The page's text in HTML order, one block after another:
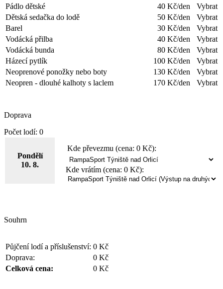
Pádlo dětské
40 Kč/den
Vybrat
Dětská sedačka do lodě
50 Kč/den
Vybrat
Barel
30 Kč/den
Vybrat
Vodácká přilba
40 Kč/den
Vybrat
Vodácká bunda
80 Kč/den
Vybrat
Házecí pytlík
100 Kč/den
Vybrat
Neoprenové ponožky nebo boty
130 Kč/den
Vybrat
Neopren - dlouhé kalhoty s laclem
170 Kč/den Vybrat
Doprava
Počet lodí: 0
Pondělí
10. 8.
Kde převezmu (cena: 0 Kč):
Kde vrátím (cena: 0 Kč):
Souhrn
Půjčení lodí a příslušenství: 0 Kč
Doprava:
0 Kč
Celková cena:
0 Kč